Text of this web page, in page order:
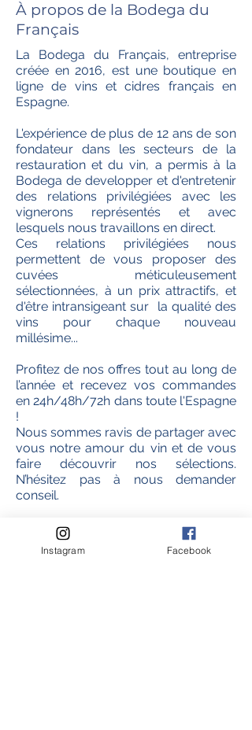
La Bodega du Français, entreprise
créée en 2016, est une boutique en
ligne de vins et cidres français en
Espagne.
L'expérience de plus de 12 ans de son
fondateur dans les secteurs de la
restauration et du vin, a permis à la
Bodega de developper et d'entretenir
des relations privilégiées avec les
vignerons représentés et avec
lesquels nous travaillons en direct.
Ces relations privilégiées nous
permettent de vous proposer des
cuvées méticuleusement
sélectionnées, à un prix attractifs, et
d'être intransigeant sur la qualité des
vins pour chaque nouveau
millésime...
Profitez de nos offres tout au long de
l’année et recevez vos commandes
en 24h/48h/72h dans toute l'Espagne
!
Nous sommes ravis de partager avec
vous notre amour du vin et de vous
faire découvrir nos sélections.
N’hésitez pas à nous demander
conseil.
​À propos de la Bodega du
Français
Instagram Facebook